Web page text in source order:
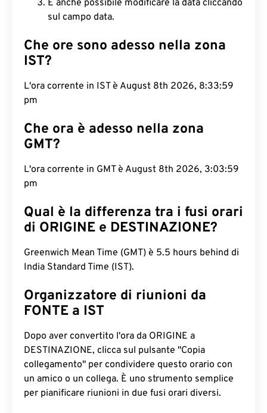
È anche possibile modificare la data cliccando
sul campo data.
Che ore sono adesso nella zona
IST?
L'ora corrente in IST è August 8th 2026, 8:34:00
pm
Che ora è adesso nella zona
GMT?
L'ora corrente in GMT è August 8th 2026, 3:04:00
pm
Qual è la differenza tra i fusi orari
di ORIGINE e DESTINAZIONE?
Greenwich Mean Time (GMT) è 5.5 hours behind di
India Standard Time (IST).
Organizzatore di riunioni da
FONTE a IST
Dopo aver convertito l'ora da ORIGINE a
DESTINAZIONE, clicca sul pulsante "Copia
collegamento" per condividere questo orario con
un amico o un collega. È uno strumento semplice
per pianificare riunioni in due fusi orari diversi.